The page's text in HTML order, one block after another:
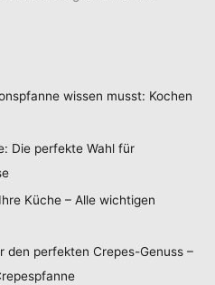
wissen musst: Kochen
Die perfekte Wahl für
Küche – Alle wichtigen
den perfekten Crepes-Genuss –